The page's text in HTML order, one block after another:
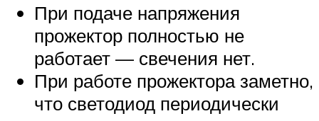
При подаче напряжения
прожектор полностью не
работает — свечения нет.
При работе прожектора заметно,
что светодиод периодически